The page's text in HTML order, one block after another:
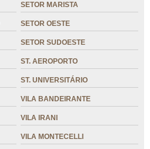
SETOR MARISTA
SETOR OESTE
SETOR SUDOESTE
ST. AEROPORTO
ST. UNIVERSITÁRIO
VILA BANDEIRANTE
VILA IRANI
VILA MONTECELLI